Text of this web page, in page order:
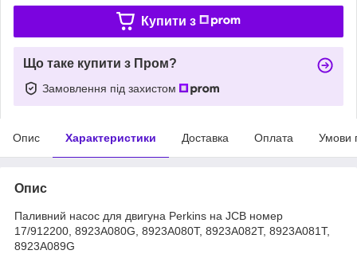
Купити з
Що таке купити з Пром?
Замовлення під захистом
Опис Характеристики Доставка Оплата Умови
Опис
Паливний насос для двигуна Perkins на JCB номер
17/912200, 8923A080G, 8923A080T, 8923A082T, 8923A081T,
8923A089G